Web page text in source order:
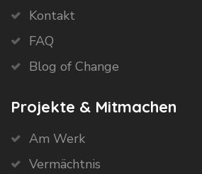
Kontakt
FAQ
Blog of Change
Projekte & Mitmachen
Am Werk
Vermächtnis